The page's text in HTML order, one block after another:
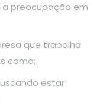
preocupação em
que trabalha
como:
estar